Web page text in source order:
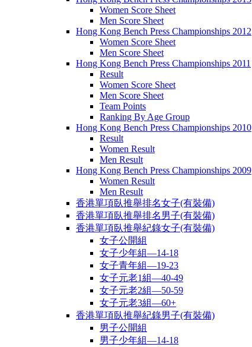
Women Score Sheet
Men Score Sheet
Hong Kong Bench Press Championships 2012
Women Score Sheet
Men Score Sheet
Hong Kong Bench Press Championships 2011
Result
Women Score Sheet
Men Score Sheet
Team Points
Ranking By Age Group
Hong Kong Bench Press Championships 2010
Result
Women Result
Men Result
Hong Kong Bench Press Championships 2009
Women Result
Men Result
香港單項臥推舉排名女子(有裝備)
香港單項臥推舉排名男子(有裝備)
香港單項臥推舉紀錄女子(有裝備)
女子公開組
女子少年組—14-18
女子青年組—19-23
女子元老1組—40-49
女子元老2組—50-59
女子元老3組—60+
香港單項臥推舉紀錄男子(有裝備)
男子公開組
男子少年組—14-18